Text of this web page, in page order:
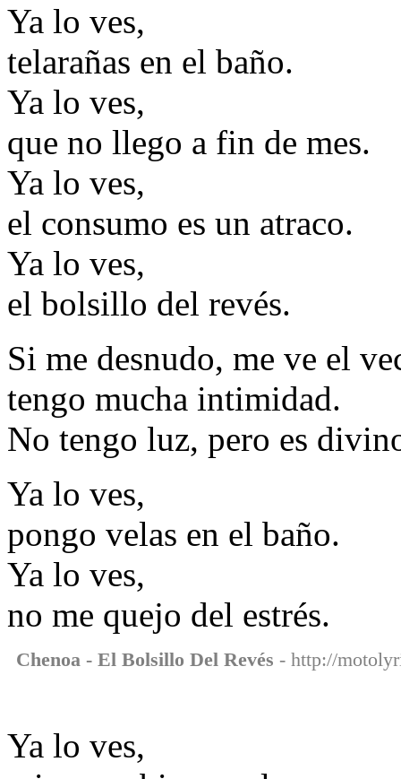
Ya lo ves,
telarañas en el baño.
Ya lo ves,
que no llego a fin de mes.
Ya lo ves,
el consumo es un atraco.
Ya lo ves,
el bolsillo del revés.
Si me desnudo, me ve el
tengo mucha intimidad.
No tengo luz, pero es
Ya lo ves,
pongo velas en el baño.
Ya lo ves,
no me quejo del estrés.
Chenoa - El Bolsillo Del Revés - http://
Ya lo ves,